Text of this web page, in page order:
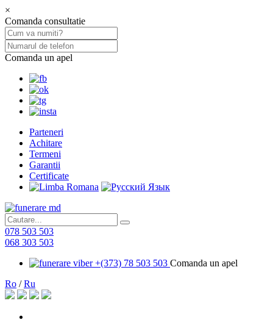
×
Comanda consultatie
Comanda un apel
Parteneri
Achitare
Termeni
Garantii
Certificate
078 503 503
068 303 503
+(373) 78 503 503 Comanda un apel
Ro /Ru